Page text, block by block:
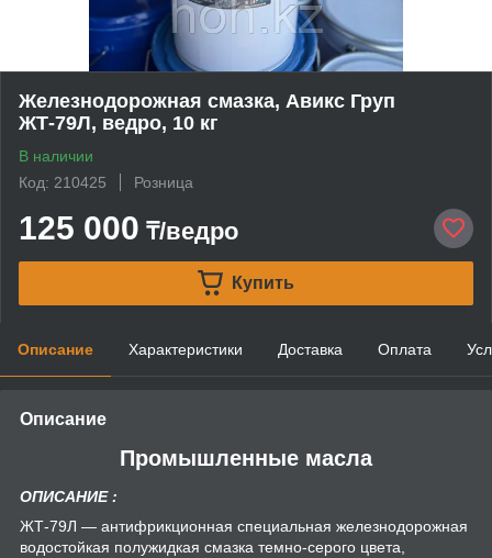
Железнодорожная смазка, Авикс Груп
ЖТ-79Л, ведро, 10 кг
В наличии
Код: 210425
Розница
125 000 ₸/ведро
Купить
Описание Характеристики Доставка Оплата
Описание
Промышленные масла
ОПИСАНИЕ :
ЖТ-79Л — антифрикционная специальная железнодорожная
водостойкая полужидкая смазка темно-серого цвета,